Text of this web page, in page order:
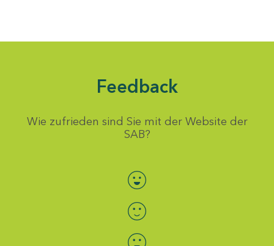
Feedback
Wie zufrieden sind Sie mit der Website der
SAB?
Bewertung auswählen